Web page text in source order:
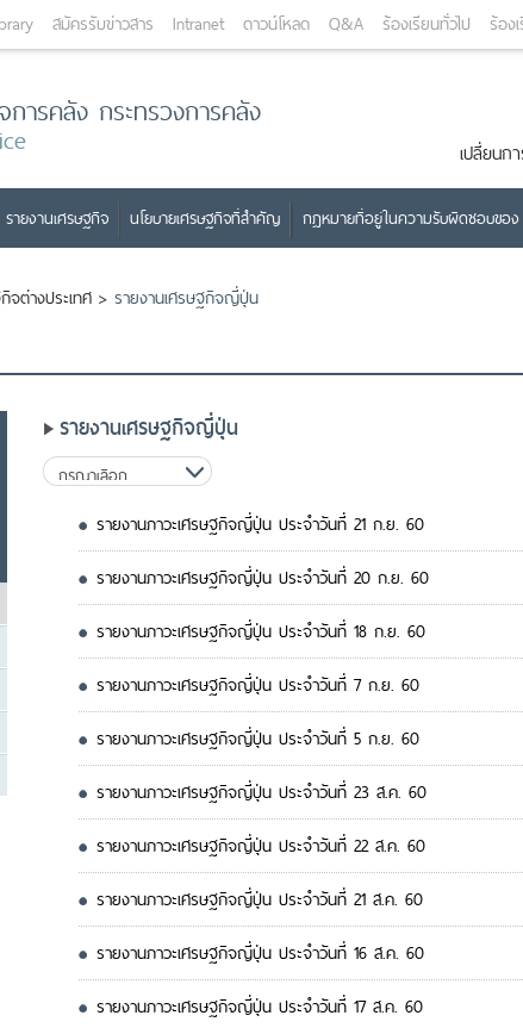
สมัครรับข่าวสาร Intranet ดาวน์โหลด Q&A ร้องเรียนทั่วไป ร้อง
การคลัง กระทรวงการคลัง
เปลี่ยนก
รายงานเศรษฐกิจ นโยบายเศรษฐกิจที่สำคัญ กฎหมายที่อยู่ในความรับผิดชอบขอ
จต่างประเทศ > รายงานเศรษฐกิจญี่ปุ่น
รายงานเศรษฐกิจญี่ปุ่น
รายงานภาวะเศรษฐกิจญี่ปุ่น ประจำวันที่ 21 ก.ย. 60
รายงานภาวะเศรษฐกิจญี่ปุ่น ประจำวันที่ 20 ก.ย. 60
รายงานภาวะเศรษฐกิจญี่ปุ่น ประจำวันที่ 18 ก.ย. 60
รายงานภาวะเศรษฐกิจญี่ปุ่น ประจำวันที่ 7 ก.ย. 60
รายงานภาวะเศรษฐกิจญี่ปุ่น ประจำวันที่ 5 ก.ย. 60
รายงานภาวะเศรษฐกิจญี่ปุ่น ประจำวันที่ 23 ส.ค. 60
รายงานภาวะเศรษฐกิจญี่ปุ่น ประจำวันที่ 22 ส.ค. 60
รายงานภาวะเศรษฐกิจญี่ปุ่น ประจำวันที่ 21 ส.ค. 60
รายงานภาวะเศรษฐกิจญี่ปุ่น ประจำวันที่ 16 ส.ค. 60
รายงานภาวะเศรษฐกิจญี่ปุ่น ประจำวันที่ 17 ส.ค. 60